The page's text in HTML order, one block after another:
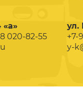
«а»
020-82-55
ул.
+7-
y-